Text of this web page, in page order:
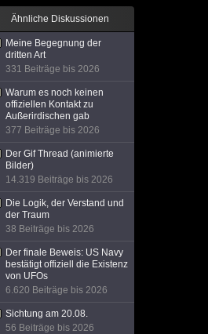
Ähnliche Diskussionen
Meine Begegnung der
dritten Art
331 Beiträge bis 2026
Warum es noch keinen
offiziellen Kontakt zu
Außerirdischen gab
377 Beiträge bis 2026
Der Gif Thread (animierte
Bilder)
14.319 Beiträge bis 2026
Die Logik, der Verstand und
der Traum
38 Beiträge bis 2026
Der finale Beweis: US Navy
bestätigt offiziell die Existenz
von UFOs
6.620 Beiträge bis 2026
Sichtung am 20.08.
56 Beiträge bis 2026